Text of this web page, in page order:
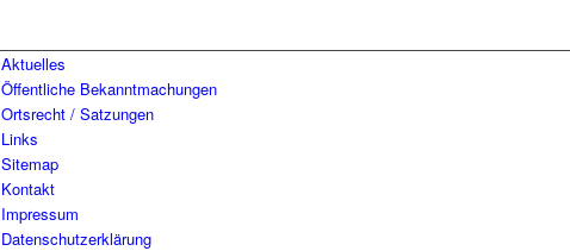
Aktuelles
Öffentliche Bekanntmachungen
Ortsrecht / Satzungen
Links
Sitemap
Kontakt
Impressum
Datenschutzerklärung